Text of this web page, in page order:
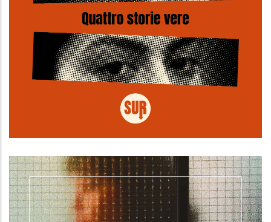
Quando le donne uccidono